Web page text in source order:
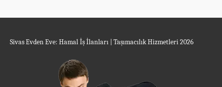
Sivas Evden Eve: Hamal İş İlanları | Taşımacılık Hizmetleri 2026